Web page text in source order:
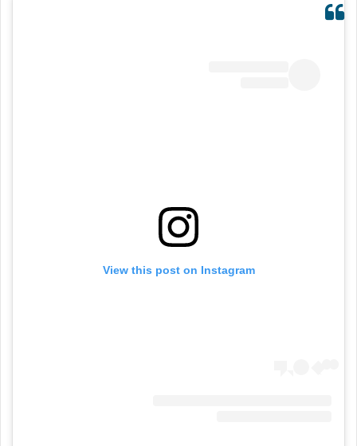
View this post on Instagram